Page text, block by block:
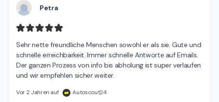
Petra
Sehr nette freundliche Menschen sowohl er als sie. Gute und
schnelle erreichbarkeit. Immer schnelle Antworte auf Emails.
Der ganzen Prozess von info bis abholung ist super verlaufen
und wir empfehlen sicher weiter.
Vor 2 Jahren auf Autoscout24